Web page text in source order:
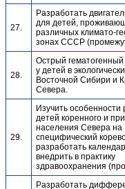
27.
Разработать
для детей,
различных климато-
зонах СССР
28.
Острый
у детей в
Восточной Сибири и
Севера.
29.
Изучить особенности
детей коренного и
населения Севера на
специфический
разработать
внедрить в практику
здравоохранения
Разработать